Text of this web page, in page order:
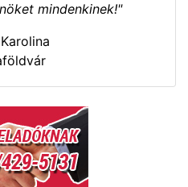
mindenkinek!"